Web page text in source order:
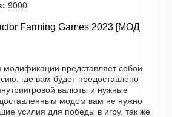
9000
Farming Games 2023 [МОД
модификации представляет собой
где вам будет предоставлено
валюты и нужные
модом вам не нужно
усилия для победы в игру, так же